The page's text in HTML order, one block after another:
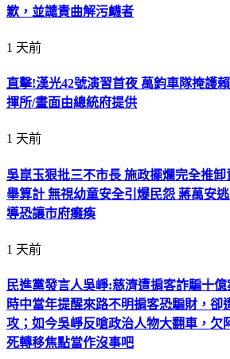
歉，並譴責曲解污衊者
1 天前
直擊!漢光42號演習首夜 萬鈞車隊掩護
揮所/畫面由總統府提供
1 天前
吳崑玉狠批三不市長 施政擺爛完全推
舉算計 無視幼童安全引爆民怨 蔣萬安
導恐讓市府癱瘓
1 天前
民進黨發言人吳崢:慈濟遭掮客詐騙十
時中當年提醒來路不明掮客恐騙財，卻
攻；如今吳崢反嗆政治人物大翻車，欠
死轉移焦點當作沒事吧